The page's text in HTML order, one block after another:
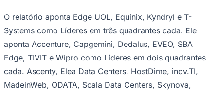
São Paulo
O relatório aponta Edge UOL, Equinix, Kyndryl e T-
Systems como Líderes em três quadrantes cada. Ele
aponta Accenture, Capgemini, Dedalus, EVEO, SBA
Edge, TIVIT e Wipro como Líderes em dois quadrantes
cada. Ascenty, Elea Data Centers, HostDime, inov.TI,
MadeinWeb, ODATA, Scala Data Centers, Skynova,